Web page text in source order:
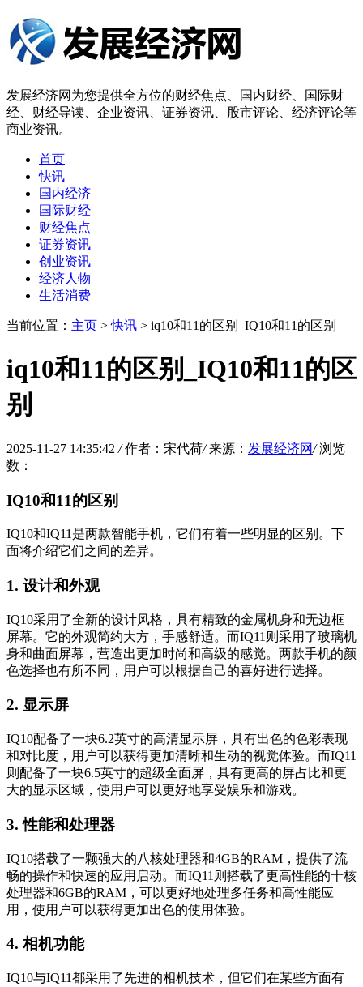
发展经济网为您提供全方位的财经焦点、国内财经、国际财
经、财经导读、企业资讯、证券资讯、股市评论、经济评论等
商业资讯。
首页
快讯
国内经济
国际财经
财经焦点
证券资讯
创业资讯
经济人物
生活消费
当前位置： 主页 >快讯 > iq10和11的区别_IQ10和11的区别
iq10和11的区别_IQ10和11的区
别
2025-11-27 14:35:42 / 作者：宋代荷/ 来源： 发展经济网/ 浏览
数：
IQ10和11的区别
IQ10和IQ11是两款智能手机，它们有着一些明显的区别。下
面将介绍它们之间的差异。
1. 设计和外观
IQ10采用了全新的设计风格，具有精致的金属机身和无边框
屏幕。它的外观简约大方，手感舒适。而IQ11则采用了玻璃机
身和曲面屏幕，营造出更加时尚和高级的感觉。两款手机的颜
色选择也有所不同，用户可以根据自己的喜好进行选择。
2. 显示屏
IQ10配备了一块6.2英寸的高清显示屏，具有出色的色彩表现
和对比度，用户可以获得更加清晰和生动的视觉体验。而IQ11
则配备了一块6.5英寸的超级全面屏，具有更高的屏占比和更
大的显示区域，使用户可以更好地享受娱乐和游戏。
3. 性能和处理器
IQ10搭载了一颗强大的八核处理器和4GB的RAM，提供了流
畅的操作和快速的应用启动。而IQ11则搭载了更高性能的十核
处理器和6GB的RAM，可以更好地处理多任务和高性能应
用，使用户可以获得更加出色的使用体验。
4. 相机功能
IQ10与IQ11都采用了先进的相机技术，但它们在某些方面有